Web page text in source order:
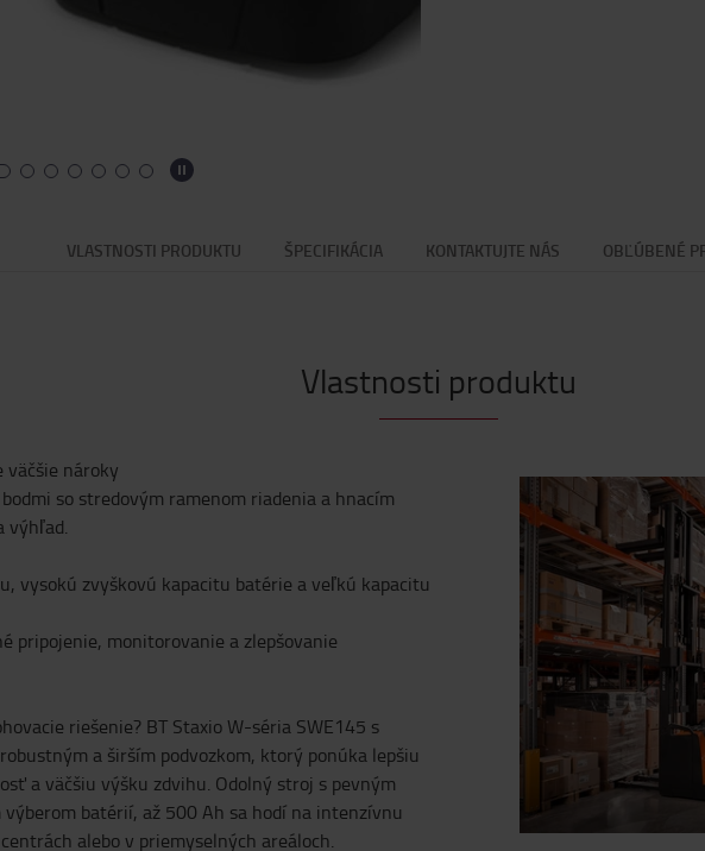
VLASTNOSTI PRODUKTU ŠPECIFIKÁCIA KONTAKTUJTE NÁS OBĽÚBENÉ
Vlastnosti produktu
väčšie nároky
so stredovým ramenom riadenia a hnacím
výhľad.
vysokú zvyškovú kapacitu batérie a veľkú kapacitu
pripojenie, monitorovanie a zlepšovanie
riešenie? BT Staxio W-séria SWE145 s
a širším podvozkom, ktorý ponúka lepšiu
a väčšiu výšku zdvihu. Odolný stroj s pevným
batérií, až 500 Ah sa hodí na intenzívnu
alebo v priemyselných areáloch.